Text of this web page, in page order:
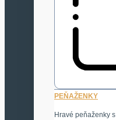
PEŇAŽENKY
Hravé peňaženky